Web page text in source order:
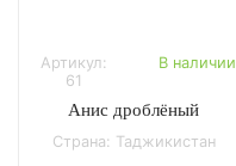
Артикул:
61
В наличии
Анис дроблёный
Страна: Таджикистан